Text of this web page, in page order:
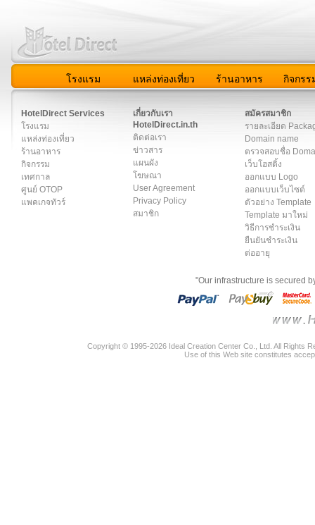
โรงแรม แหล่งท่องเที่ยว ร้านอาหาร กิจกรร
HotelDirect Services
โรงแรม
แหล่งท่องเที่ยว
ร้านอาหาร
กิจกรรม
เทศกาล
ศูนย์ OTOP
แพคเกจทัวร์
เกี่ยวกับเรา
HotelDirect.in.th
ติดต่อเรา
ข่าวสาร
แผนผัง
โฆษณา
User Agreement
Privacy Policy
สมาชิก
สมัครสมาชิก
รายละเอียด
Domain name
ตรวจสอบชื่อ
เว็บโฮสติ้ง
ออกแบบ Logo
ออกแบบเว็บไซต์
ตัวอย่าง Template
Template มาใหม่
วิธีการชำระเงิน
ยืนยันชำระเงิน
ต่ออายุ
"Our infrastructure is secured
Copyright © 1995-2026 Ideal Creation Center Co., Ltd. All Rights
Use of this Web site constitutes